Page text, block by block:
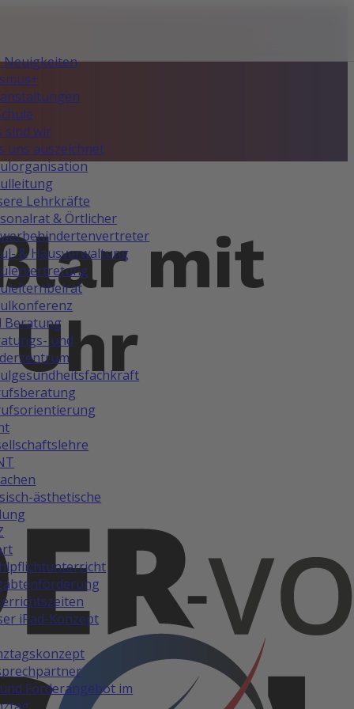
Neuigkeiten
sind wir
uns auszeichnet
Lehrkräfte
& Örtlicher
& Hausverwaltung
Beratung
und
ästhetische
iPad-Konzept
Förderangebot im
mit